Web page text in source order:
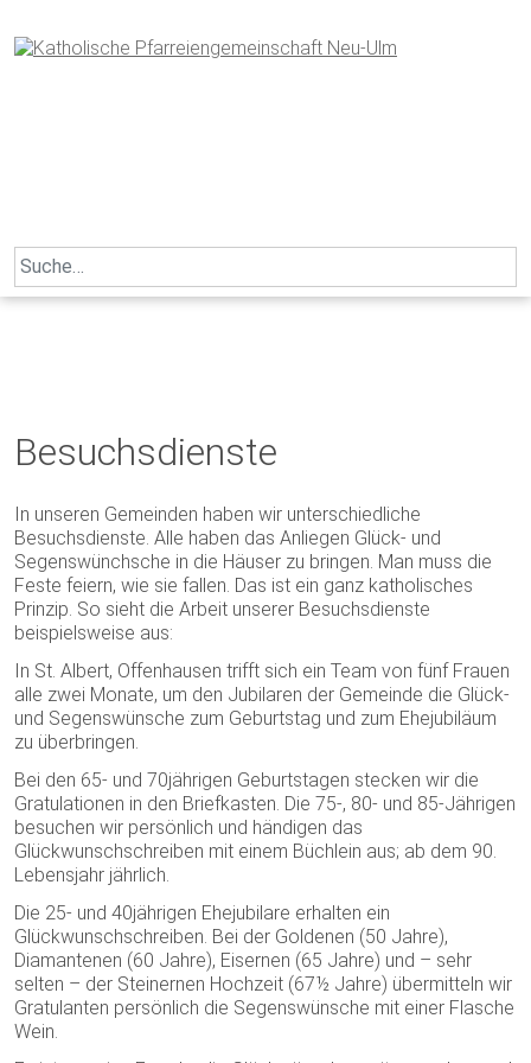
to
content
Search
for:
Besuchsdienste
In unseren Gemeinden haben wir unterschiedliche
Besuchsdienste. Alle haben das Anliegen Glück- und
Segenswünchsche in die Häuser zu bringen. Man muss die
Feste feiern, wie sie fallen. Das ist ein ganz katholisches
Prinzip. So sieht die Arbeit unserer Besuchsdienste
beispielsweise aus:
In St. Albert, Offenhausen trifft sich ein Team von fünf Frauen
alle zwei Monate, um den Jubilaren der Gemeinde die Glück-
und Segenswünsche zum Geburtstag und zum Ehejubiläum
zu überbringen.
Bei den 65- und 70jährigen Geburtstagen stecken wir die
Gratulationen in den Briefkasten. Die 75-, 80- und 85-Jährigen
besuchen wir persönlich und händigen das
Glückwunschschreiben mit einem Büchlein aus; ab dem 90.
Lebensjahr jährlich.
Die 25- und 40jährigen Ehejubilare erhalten ein
Glückwunschschreiben. Bei der Goldenen (50 Jahre),
Diamantenen (60 Jahre), Eisernen (65 Jahre) und – sehr
selten – der Steinernen Hochzeit (67½ Jahre) übermitteln wir
Gratulanten persönlich die Segenswünsche mit einer Flasche
Wein.